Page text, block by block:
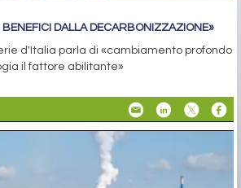
DALLA DECARBONIZZAZIONE»
d'Italia parla di «cambiamento profondo
il fattore abilitante»